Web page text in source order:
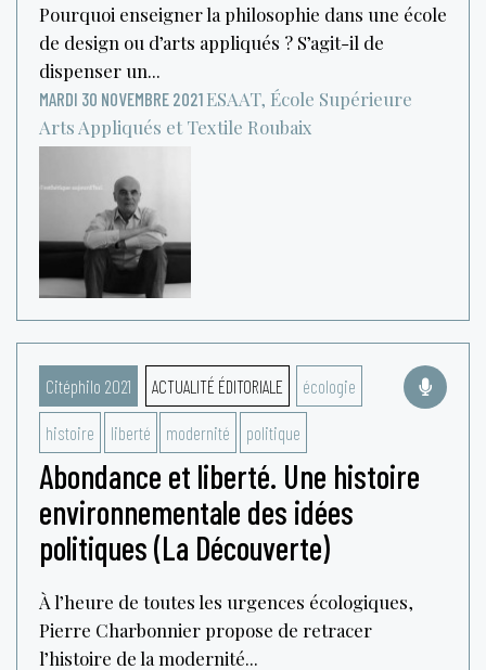
Pourquoi enseigner la philosophie dans une école
de design ou d’arts appliqués ? S’agit-il de
dispenser un...
MARDI 30 NOVEMBRE 2021 ESAAT, École Supérieure
Arts Appliqués et Textile Roubaix
Citéphilo 2021 ACTUALITÉ ÉDITORIALE écologie
histoire liberté modernité politique
Abondance et liberté. Une histoire
environnementale des idées
politiques (La Découverte)
À l’heure de toutes les urgences écologiques,
Pierre Charbonnier propose de retracer
l’histoire de la modernité...